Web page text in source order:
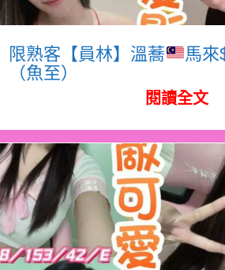
限熟客【員林】溫蕎
馬來
（魚至）
閱讀全文